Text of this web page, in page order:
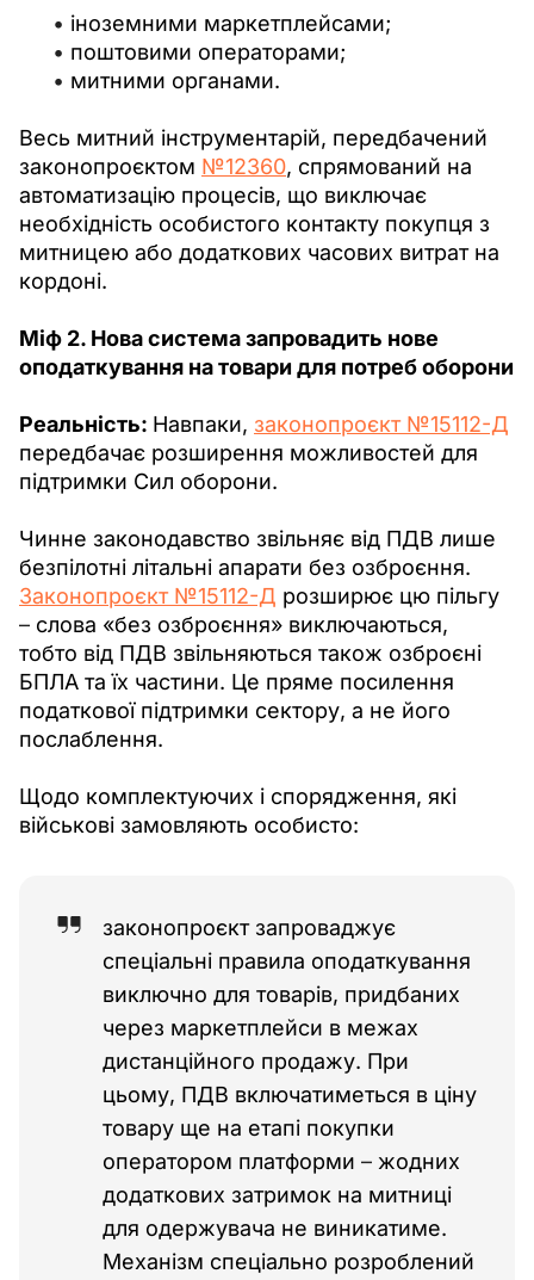
іноземними маркетплейсами;
поштовими операторами;
митними органами.
Весь митний інструментарій, передбачений
законопроєктом №12360, спрямований на
автоматизацію процесів, що виключає
необхідність особистого контакту покупця з
митницею або додаткових часових витрат на
кордоні.
Міф 2. Нова система запровадить нове
оподаткування на товари для потреб оборони
Реальність: Навпаки, законопроєкт №15112-Д
передбачає розширення можливостей для
підтримки Сил оборони.
Чинне законодавство звільняє від ПДВ лише
безпілотні літальні апарати без озброєння.
Законопроєкт №15112-Д розширює цю пільгу
– слова «без озброєння» виключаються,
тобто від ПДВ звільняються також озброєні
БПЛА та їх частини. Це пряме посилення
податкової підтримки сектору, а не його
послаблення.
Щодо комплектуючих і спорядження, які
військові замовляють особисто:
законопроєкт запроваджує
спеціальні правила оподаткування
виключно для товарів, придбаних
через маркетплейси в межах
дистанційного продажу. При
цьому, ПДВ включатиметься в ціну
товару ще на етапі покупки
оператором платформи – жодних
додаткових затримок на митниці
для одержувача не виникатиме.
Механізм спеціально розроблений